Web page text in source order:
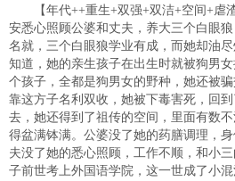
【年代++重生+双强+双洁+空间+
安悉心照顾公婆和丈夫，养大三个白眼
名就，三个白眼狼学业有成，而她却油
知道，她的亲生孩子在出生时就被狗男
个孩子，全都是狗男女的野种，她还被
靠这方子名利双收，她被下毒害死，回
去，她还得到了祖传的空间，里面有数
得盆满钵满。公婆没了她的药膳调理，
夫没了她的悉心照顾，工作不顺，和小
子前世考上外国语学院，这一世成了小